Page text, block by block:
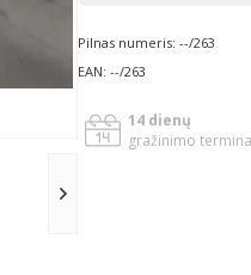
Pilnas numeris: --/263
EAN: --/263
14 dienų
gražinimo